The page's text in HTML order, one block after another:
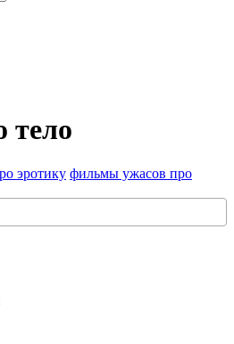
эротику фильмы ужасов про